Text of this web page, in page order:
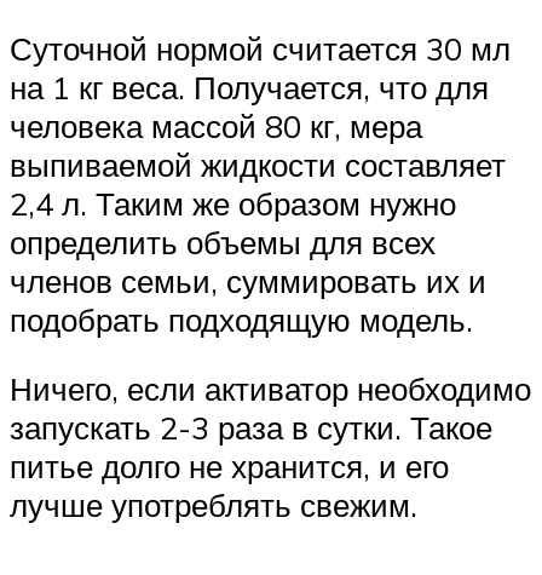
Суточной нормой считается 30 мл
на 1 кг веса. Получается, что для
человека массой 80 кг, мера
выпиваемой жидкости составляет
2,4 л. Таким же образом нужно
определить объемы для всех
членов семьи, суммировать их и
подобрать подходящую модель.
Ничего, если активатор необходимо
запускать 2-3 раза в сутки. Такое
питье долго не хранится, и его
лучше употреблять свежим.